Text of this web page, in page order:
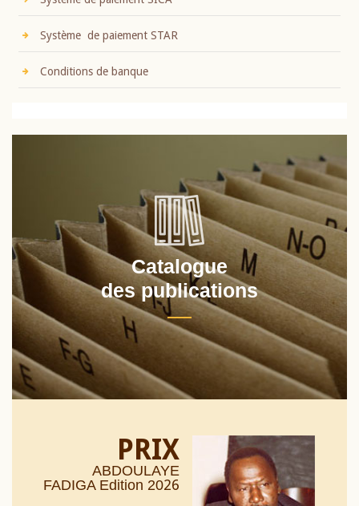
Système de paiement STAR
Conditions de banque
Catalogue
des publications
PRIX
ABDOULAYE
FADIGA Edition 2026